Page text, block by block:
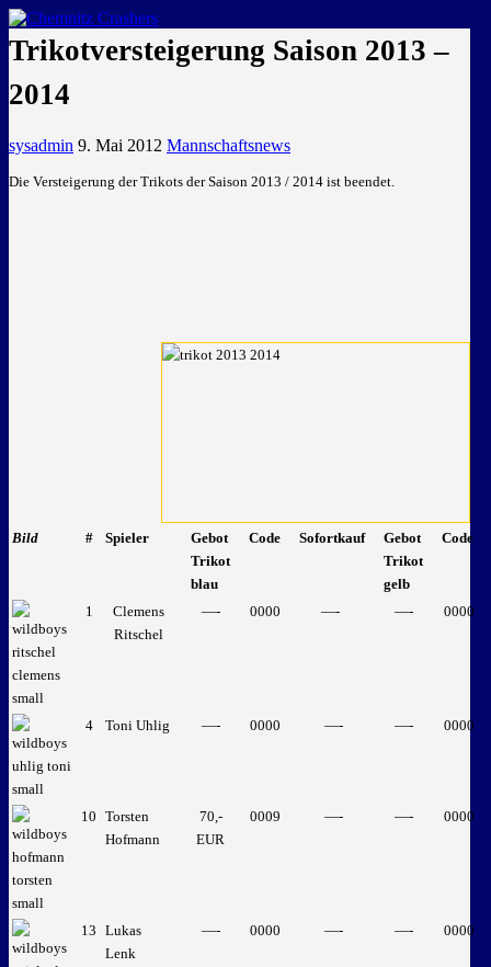
GEMEINSAM EINE LEIDENSCHAFT
Trikotversteigerung Saison 2013 –
2014
sysadmin 9. Mai 2012 Mannschaftsnews
Die Versteigerung der Trikots der Saison 2013 / 2014 ist beendet.
Bild # Spieler
Gebot
Trikot
blau
Code Sofortkauf
Gebot
Trikot
gelb
Code
1
Clemens
Ritschel
—- 0000 —- —- 0000
4 Toni Uhlig —- 0000 —- —- 0000
10 Torsten
Hofmann
70,-
EUR
0009 —- —- 0000
13 Lukas
Lenk
—- 0000 —- —- 0000